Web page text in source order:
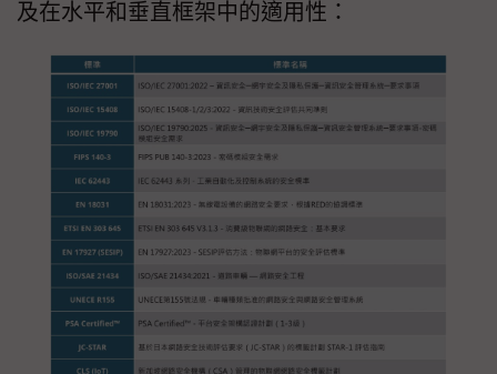
及在水平和垂直框架中的適用性：